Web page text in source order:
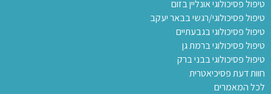
טיפול פסיכולוגי אונליין בזום
טיפול פסיכולוגי/רגשי בבאר יעקב
טיפול פסיכולוגי בגבעתיים
טיפול פסיכולוגי ברמת גן
טיפול פסיכולוגי בבני ברק
חוות דעת פסיכיאטרית
לכל המאמרים